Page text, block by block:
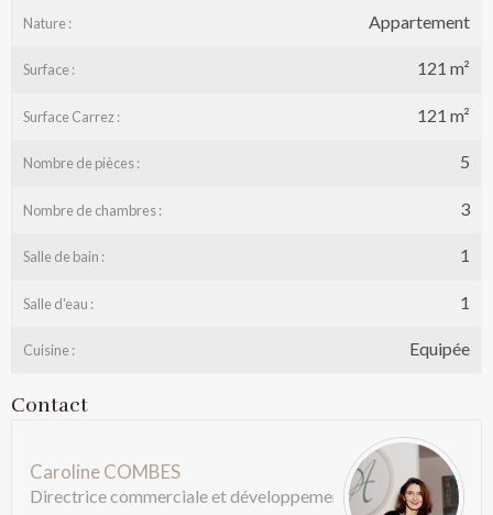
Nature : Appartement
Surface : 121 m²
Surface Carrez : 121 m²
Nombre de pièces : 5
Nombre de chambres : 3
Salle de bain : 1
Salle d'eau : 1
Cuisine : Equipée
Contact
Caroline COMBES
Directrice commerciale et développement